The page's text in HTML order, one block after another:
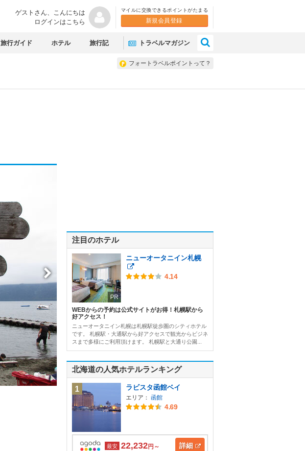
ゲストさん、 こんにちは
ログインはこちら
マイルに交換できるポイントがたまる
新規会員登録
旅行ガイド ホテル 旅行記 トラベルマガジン
フォートラベルポイントって？
注目のホテル
PR
ニューオータニイン札幌
4.14
WEBからの予約は公式サイトがお得！札幌駅から
好アクセス！
ニューオータニイン札幌は札幌駅徒歩圏のシティホテル
です。 札幌駅・大通駅から好アクセスで観光からビジネ
スまで多様にご利用頂けます。 札幌駅と大通り公園...
北海道の人気ホテルランキング
1 ラビスタ函館ベイ
エリア： 函館
4.69
最安 22,232円～ 詳細